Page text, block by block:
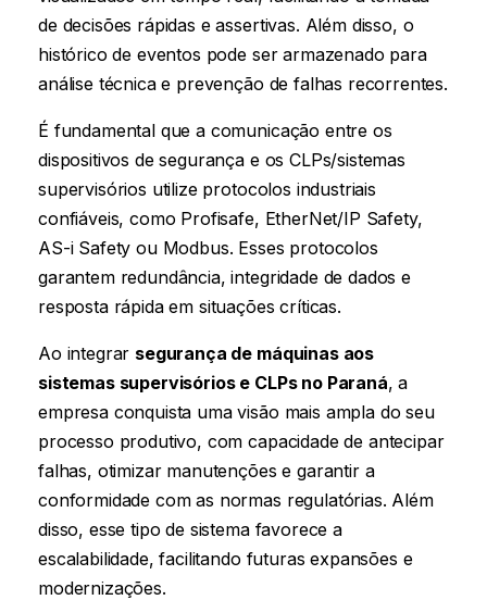
de decisões rápidas e assertivas. Além disso, o
histórico de eventos pode ser armazenado para
análise técnica e prevenção de falhas recorrentes.
É fundamental que a comunicação entre os
dispositivos de segurança e os CLPs/sistemas
supervisórios utilize protocolos industriais
confiáveis, como Profisafe, EtherNet/IP Safety,
AS-i Safety ou Modbus. Esses protocolos
garantem redundância, integridade de dados e
resposta rápida em situações críticas.
Ao integrar segurança de máquinas aos
sistemas supervisórios e CLPs no Paraná, a
empresa conquista uma visão mais ampla do seu
processo produtivo, com capacidade de antecipar
falhas, otimizar manutenções e garantir a
conformidade com as normas regulatórias. Além
disso, esse tipo de sistema favorece a
escalabilidade, facilitando futuras expansões e
modernizações.